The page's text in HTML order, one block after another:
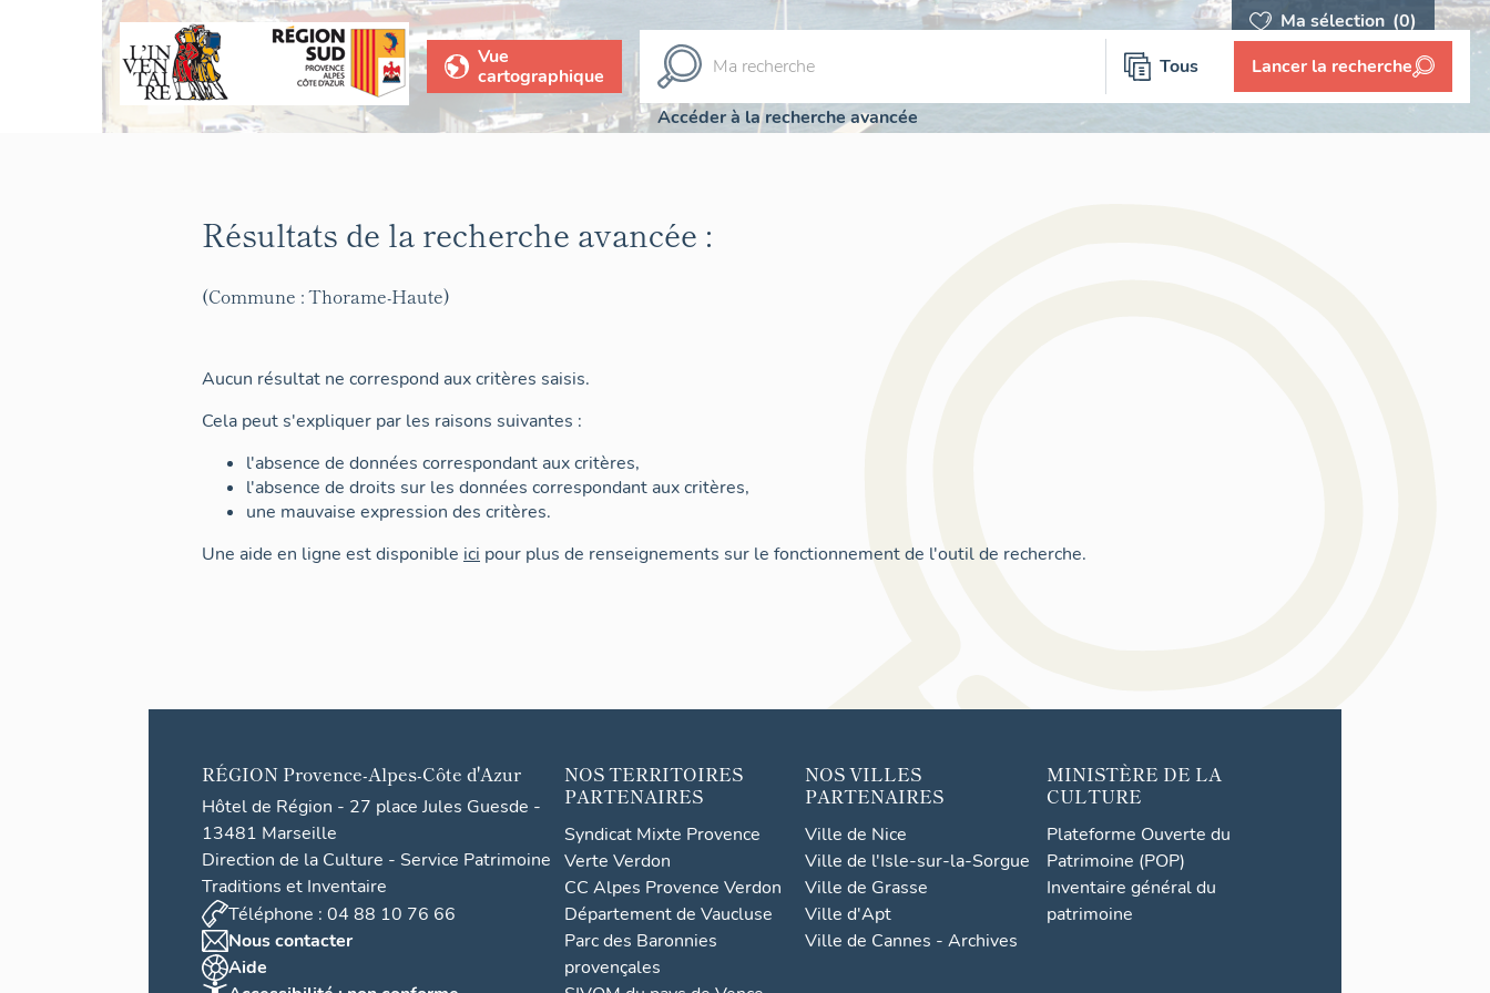
Ma sélection (0)
Vue
cartographique
Tous Lancer la recherche
Accéder à la recherche avancée
Résultats de la recherche avancée :
(Commune : Thorame-Haute)
Aucun résultat ne correspond aux critères saisis.
Cela peut s'expliquer par les raisons suivantes :
l'absence de données correspondant aux critères,
l'absence de droits sur les données correspondant aux critères,
une mauvaise expression des critères.
Une aide en ligne est disponible ici pour plus de renseignements sur le fonctionnement de l'outil de recherche.
RÉGION Provence-Alpes-Côte d'Azur
Hôtel de Région - 27 place Jules Guesde -
13481 Marseille
Direction de la Culture - Service Patrimoine
Traditions et Inventaire
Téléphone : 04 88 10 76 66
Nous contacter
Aide
NOS TERRITOIRES
PARTENAIRES
Syndicat Mixte Provence
Verte Verdon
CC Alpes Provence Verdon
Département de Vaucluse
Parc des Baronnies
provençales
NOS VILLES
PARTENAIRES
Ville de Nice
Ville de l'Isle-sur-la-Sorgue
Ville de Grasse
Ville d'Apt
Ville de Cannes - Archives
MINISTÈRE DE LA
CULTURE
Plateforme Ouverte du
Patrimoine (POP)
Inventaire général du
patrimoine